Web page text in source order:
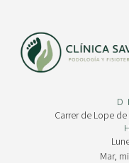
Carrer de Lope
Mar,